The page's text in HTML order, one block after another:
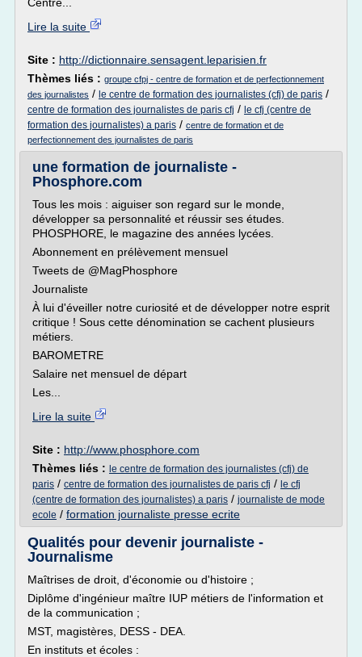
Lire la suite
Site : http://dictionnaire.sensagent.leparisien.fr
Thèmes liés : groupe cfpj - centre de formation et de perfectionnement
des journalistes / le centre de formation des journalistes (cfj) de paris /
centre de formation des journalistes de paris cfj / le cfj (centre de
formation des journalistes) a paris / centre de formation et de
perfectionnement des journalistes de paris
une formation de journaliste -
Phosphore.com
Tous les mois : aiguiser son regard sur le monde,
développer sa personnalité et réussir ses études.
PHOSPHORE, le magazine des années lycées.
Abonnement en prélèvement mensuel
Tweets de @MagPhosphore
Journaliste
À lui d'éveiller notre curiosité et de développer notre esprit
critique ! Sous cette dénomination se cachent plusieurs
métiers.
BAROMETRE
Salaire net mensuel de départ
Les...
Lire la suite
Site : http://www.phosphore.com
Thèmes liés : le centre de formation des journalistes (cfj) de
paris / centre de formation des journalistes de paris cfj / le cfj
(centre de formation des journalistes) a paris / journaliste de mode
ecole / formation journaliste presse ecrite
Qualités pour devenir journaliste -
Journalisme
Maîtrises de droit, d'économie ou d'histoire ;
Diplôme d'ingénieur maître IUP métiers de l'information et
de la communication ;
MST, magistères, DESS - DEA.
En instituts et écoles :